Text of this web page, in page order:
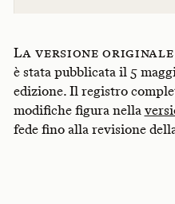
La versione originale
è stata pubblicata il 5
edizione. Il registro
modifiche figura nella
fede fino alla revisione